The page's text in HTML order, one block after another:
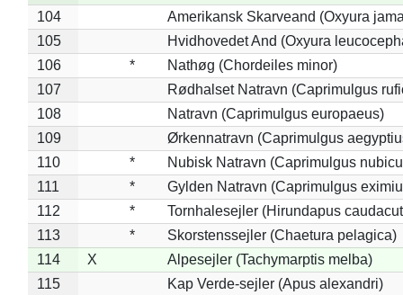
104
Amerikansk Skarveand (Oxyura
105
Hvidhovedet And (Oxyura
106
*
Nathøg (Chordeiles minor)
107
Rødhalset Natravn (Caprimulgus
108
Natravn (Caprimulgus europaeus)
109
Ørkennatravn (Caprimulgus
110
*
Nubisk Natravn (Caprimulgus
111
*
Gylden Natravn (Caprimulgus
112
*
Tornhalesejler (Hirundapus
113
*
Skorstenssejler (Chaetura pelagica)
114
X
Alpesejler (Tachymarptis melba)
115
Kap Verde-sejler (Apus alexandri)